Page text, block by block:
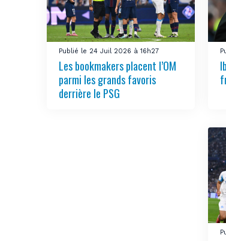
Publié le 24 Juil 2026 à 16h27
Les bookmakers placent l’OM
parmi les grands favoris
derrière le PSG